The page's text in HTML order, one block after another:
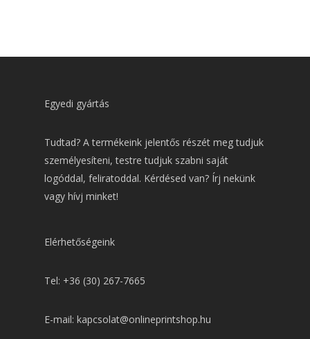
Egyedi gyártás
Tudtad? A termékeink jelentős részét meg tudjuk
személyesíteni, testre tudjuk szabni saját
logóddal, feliratoddal. Kérdésed van? Írj nekünk
vagy hívj minket!
Elérhetőségeink
Tel: +36 (30) 267-7665
E-mail: kapcsolat@onlineprintshop.hu